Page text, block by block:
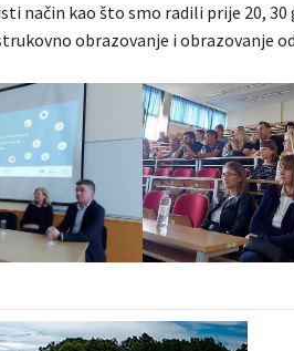
način kao što smo radili prije 20, 30
obrazovanje i obrazovanje